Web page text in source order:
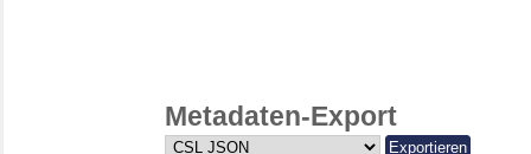
Metadaten-Export